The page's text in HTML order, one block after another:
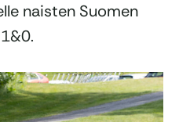
naisten Suomen